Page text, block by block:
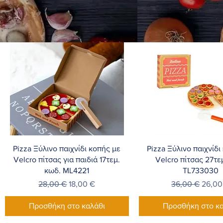
Γρήγορη προβολή
Pizza Ξύλινο παιχνίδι κοπής με
Velcro πίτσας για παιδιά 17τεμ.
κωδ. ML4221
Κανονική τιμή
28,00 € Τιμή Έκπτωσης
18,00 €
Προσθήκη στο καλάθι
Γρήγορη
Pizza Ξύλινο
Velcro πίτσας
TL733030
Κανονική τιμή
36,00 € Τιμή
Προσθήκη στο